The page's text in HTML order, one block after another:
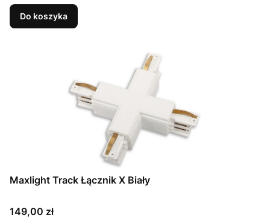
Do koszyka
Maxlight Track Łącznik X Biały
Cena
149,00 zł